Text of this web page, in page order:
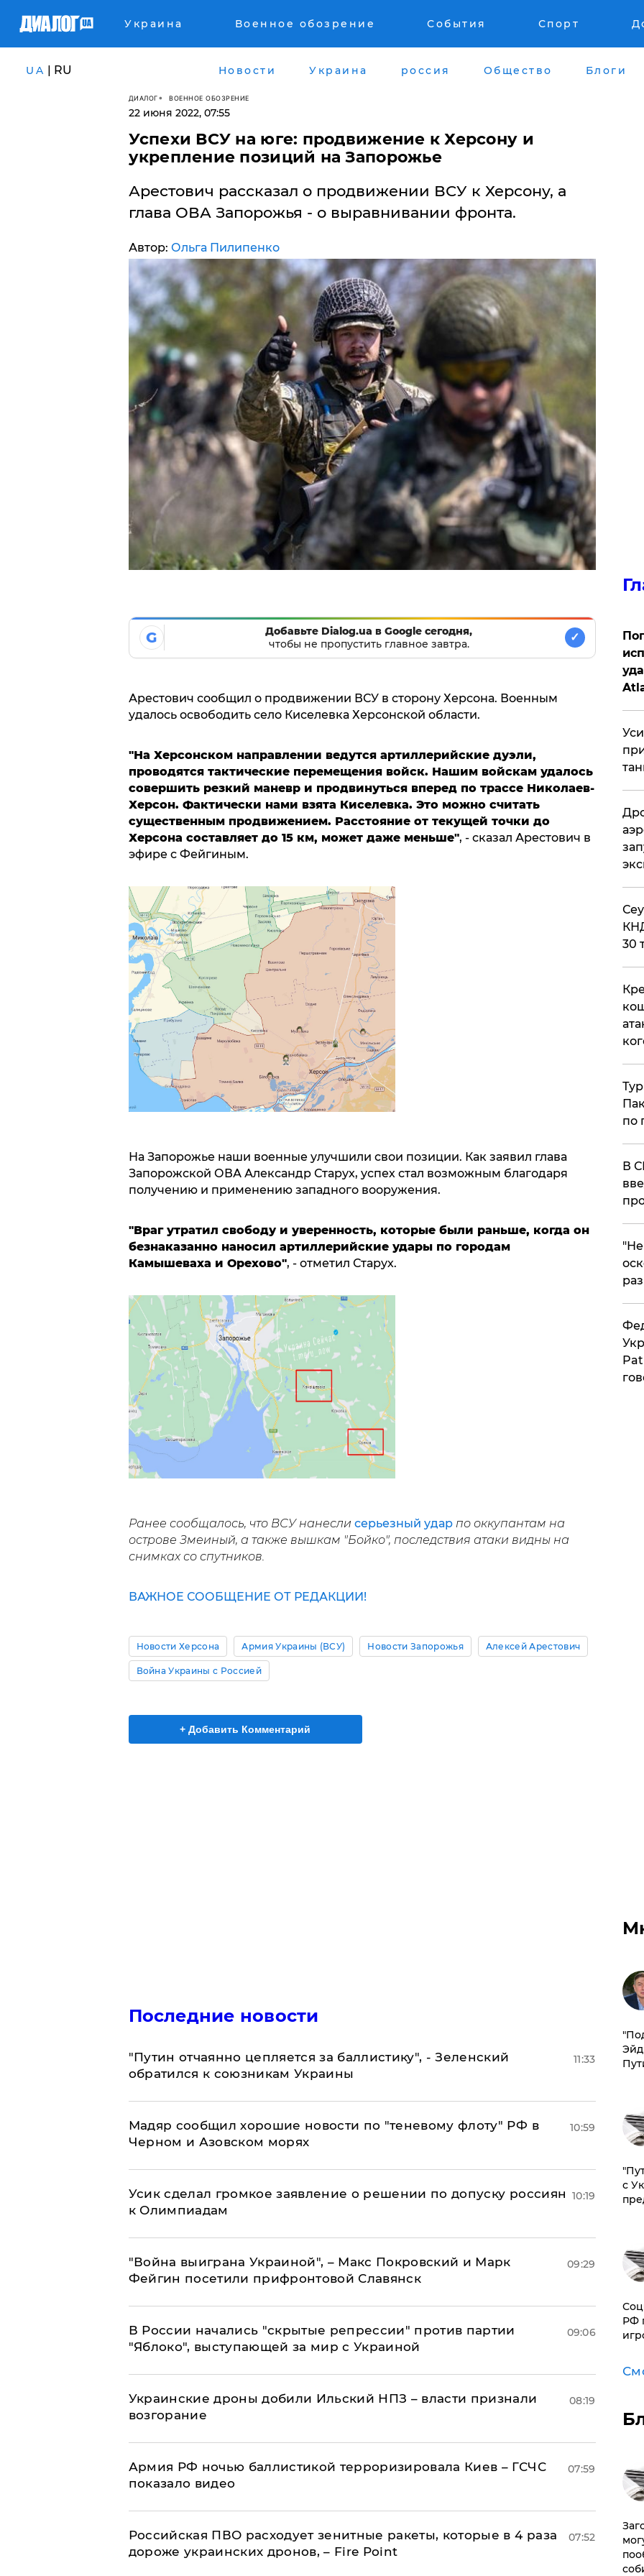
Украина Военное обозрение События Спорт
UA | RU Новости Украина россия Общество Блоги
ДИАЛОГ ВОЕННОЕ ОБОЗРЕНИЕ
22 июня 2022, 07:55
Успехи ВСУ на юге: продвижение к Херсону и
укрепление позиций на Запорожье
Арестович рассказал о продвижении ВСУ к Херсону, а
глава ОВА Запорожья - о выравнивании фронта.
Автор: Ольга Пилипенко
G
Добавьте Dialog.ua в Google сегодня,
чтобы не пропустить главное завтра.
✓
Арестович сообщил о продвижении ВСУ в сторону Херсона. Военным
удалось освободить село Киселевка Херсонской области.
"На Херсонском направлении ведутся артиллерийские дуэли,
проводятся тактические перемещения войск. Нашим войскам удалось
совершить резкий маневр и продвинуться вперед по трассе Николаев-
Херсон. Фактически нами взята Киселевка. Это можно считать
существенным продвижением. Расстояние от текущей точки до
Херсона составляет до 15 км, может даже меньше", - сказал Арестович в
эфире с Фейгиным.
На Запорожье наши военные улучшили свои позиции. Как заявил глава
Запорожской ОВА Александр Старух, успех стал возможным благодаря
получению и применению западного вооружения.
"Враг утратил свободу и уверенность, которые были раньше, когда он
безнаказанно наносил артиллерийские удары по городам
Камышеваха и Орехово", - отметил Старух.
Ранее сообщалось, что ВСУ нанесли серьезный ударпо оккупантам на
острове Змеиный, а также вышкам "Бойко", последствия атаки видны на
снимках со спутников.
ВАЖНОЕ СООБЩЕНИЕ ОТ РЕДАКЦИИ!
Новости Херсона Армия Украины (ВСУ) Новости Запорожья Алексей Арестович
Война Украины с Россией
+ Добавить Комментарий
Последние новости
"Путин отчаянно цепляется за баллистику", - Зеленский
обратился к союзникам Украины
11:33
Мадяр сообщил хорошие новости по "теневому флоту" РФ в
Черном и Азовском морях
10:59
Усик сделал громкое заявление о решении по допуску россиян
к Олимпиадам
10:19
"Война выиграна Украиной", – Макс Покровский и Марк
Фейгин посетили прифронтовой Славянск
09:29
В России начались "скрытые репрессии" против партии
"Яблоко", выступающей за мир с Украиной
09:06
Украинские дроны добили Ильский НПЗ – власти признали
возгорание
08:19
Армия РФ ночью баллистикой терроризировала Киев – ГСЧС
показало видео
07:59
Российская ПВО расходует зенитные ракеты, которые в 4 раза
дороже украинских дронов, – Fire Point
07:52
30
по
В
с
РФ